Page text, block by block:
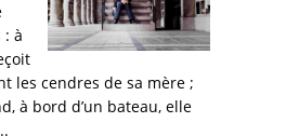
: à
les cendres de sa mère ;
à bord d’un bateau, elle